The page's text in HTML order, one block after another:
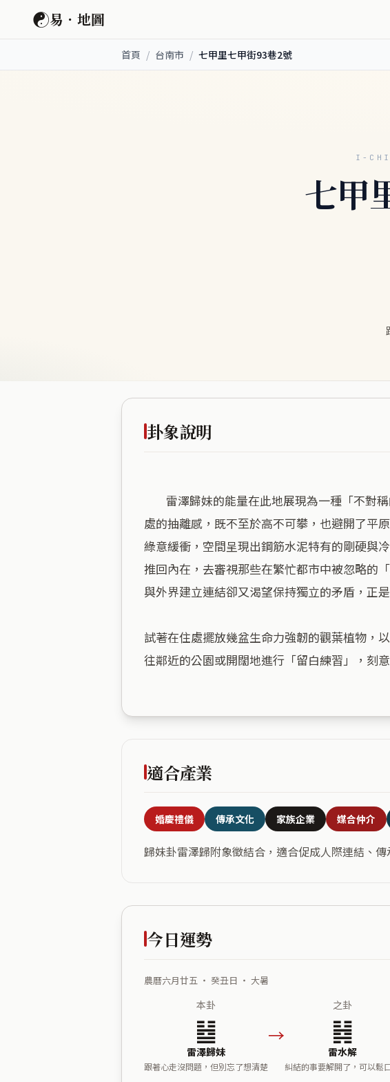
☯易．地圖
首頁 / 台南市 / 七甲里七甲街93巷2號
I-
七甲
卦象說明
處的抽離感，既不至於高不可攀，也避開了平
綠意緩衝，空間呈現出鋼筋水泥特有的剛硬與
推回內在，去審視那些在繁忙都市中被忽略的
與外界建立連結卻又渴望保持獨立的矛盾，正
試著在住處擺放幾盆生命力強韌的觀葉植物，
往鄰近的公園或開闊地進行「留白練習」，刻
適合產業
婚慶禮儀 傳承文化 家族企業 媒合仲介
歸妹卦雷澤歸附象徵結合，適合促成人際連結、傳
今日運勢
農曆六月廿五 ・ 癸丑日 ・ 大暑
本卦
䷵
雷澤歸妹
跟著心走沒問題，但別忘了想清楚
→
之卦
䷧
雷水解
糾結的事要解開了，可以鬆